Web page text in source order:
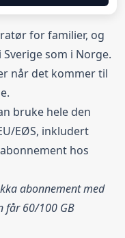
for familier, og
som i Norge.
når det kommer til
bruke hele den
EØS, inkludert
hos
abonnement med
får 60/100 GB